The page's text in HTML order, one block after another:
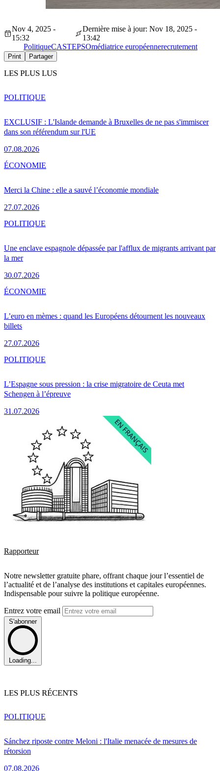
Nov 4, 2025 -
15:32
Dernière mise à jour: Nov 18, 2025 -
13:42
PolitiqueCASTEPSOmédiatrice européennerecrutement
Print Partager
LES PLUS LUS
EXCLUSIF : L'Islande demande à Bruxelles de ne pas s'immiscer
dans son référendum sur l'UE
07.08.2026
POLITIQUE
Merci la Chine : elle a sauvé l’économie mondiale
27.07.2026
ÉCONOMIE
Une enclave espagnole dépassée par l'afflux de migrants arrivant par
la mer
30.07.2026
POLITIQUE
L’euro en mèmes : quand les Européens détournent les nouveaux
billets
27.07.2026
ÉCONOMIE
L’Espagne sous pression : la crise migratoire de Ceuta met
Schengen à l’épreuve
31.07.2026
POLITIQUE
Rapporteur
Notre newsletter gratuite phare, offrant chaque jour l’essentiel de
l’actualité et de l’analyse des institutions et capitales européennes.
Indispensable pour suivre la politique européenne.
Entrez votre email
S'abonner
Loading...
LES PLUS RÉCENTS
Sánchez riposte contre Meloni : l'Italie menacée de mesures de
rétorsion
07.08.2026
POLITIQUE